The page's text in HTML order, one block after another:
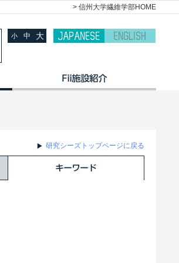
> 信州大学繊維学部HOME
小 中 大
研究シーズトップページに戻る